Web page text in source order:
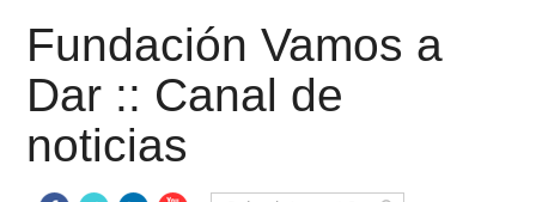
Fundación Vamos a
Dar :: Canal de
noticias